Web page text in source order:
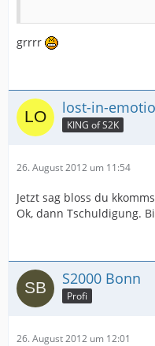
grrrr
lost-in-
KING of S2K
26. August 2012 um 11:54
Jetzt sag bloss du
Ok, dann Tschuldigung.
S2000 Bonn
Profi
26. August 2012 um 12:01